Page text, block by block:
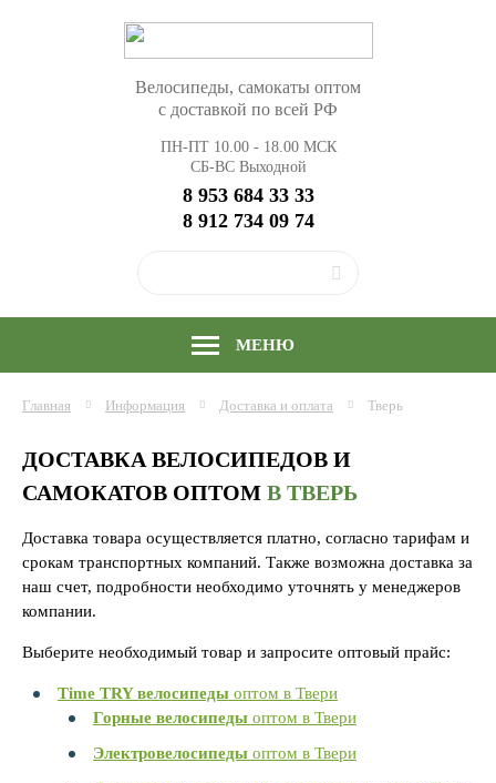
Велосипеды, самокаты оптом
с доставкой по всей РФ
ПН-ПТ 10.00 - 18.00 МСК
СБ-ВС Выходной
8 953 684 33 33
8 912 734 09 74
МЕНЮ
Главная Информация Доставка и оплата Тверь
ДОСТАВКА ВЕЛОСИПЕДОВ И
САМОКАТОВ ОПТОМ В ТВЕРЬ
Доставка товара осуществляется платно, согласно тарифам и
срокам транспортных компаний. Также возможна доставка за
наш счет, подробности необходимо уточнять у менеджеров
компании.
Выберите необходимый товар и запросите оптовый прайс:
Time TRY велосипеды оптом в Твери
Горные велосипеды оптом в Твери
Электровелосипеды оптом в Твери